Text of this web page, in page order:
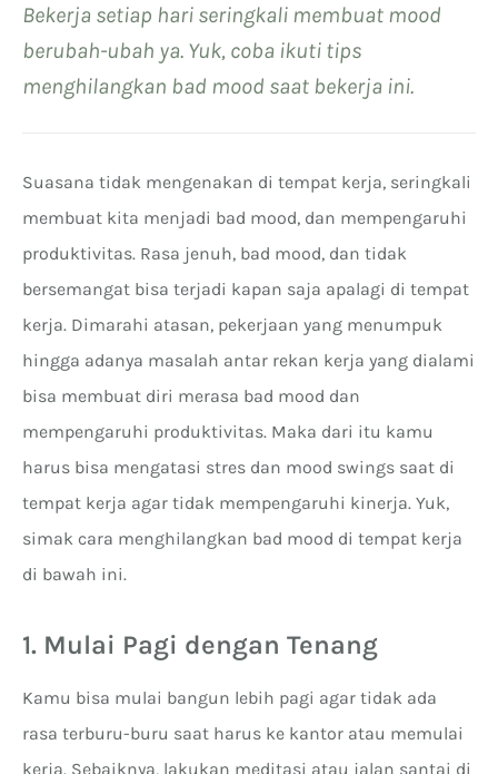
Bekerja setiap hari seringkali membuat mood
berubah-ubah ya. Yuk, coba ikuti tips
menghilangkan bad mood saat bekerja ini.
Suasana tidak mengenakan di tempat kerja, seringkali
membuat kita menjadi bad mood, dan mempengaruhi
produktivitas. Rasa jenuh, bad mood, dan tidak
bersemangat bisa terjadi kapan saja apalagi di tempat
kerja. Dimarahi atasan, pekerjaan yang menumpuk
hingga adanya masalah antar rekan kerja yang dialami
bisa membuat diri merasa bad mood dan
mempengaruhi produktivitas. Maka dari itu kamu
harus bisa mengatasi stres dan mood swings saat di
tempat kerja agar tidak mempengaruhi kinerja. Yuk,
simak cara menghilangkan bad mood di tempat kerja
di bawah ini.
1. Mulai Pagi dengan Tenang
Kamu bisa mulai bangun lebih pagi agar tidak ada
rasa terburu-buru saat harus ke kantor atau memulai
kerja. Sebaiknya, lakukan meditasi atau jalan santai di